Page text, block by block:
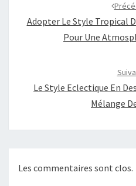
Adopter Le Style Tropical
Pour Une
Le Style Eclectique En
Mélange
Les commentaires sont clos.